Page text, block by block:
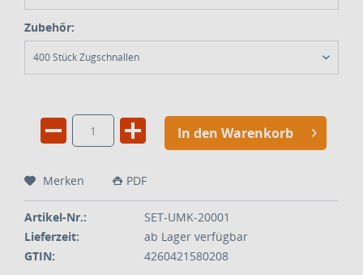
Zubehör:
400 Stück Zugschnallen
In den Warenkorb
Merken PDF
Artikel-Nr.:
SET-UMK-20001
Lieferzeit:
ab Lager verfügbar
GTIN:
4260421580208